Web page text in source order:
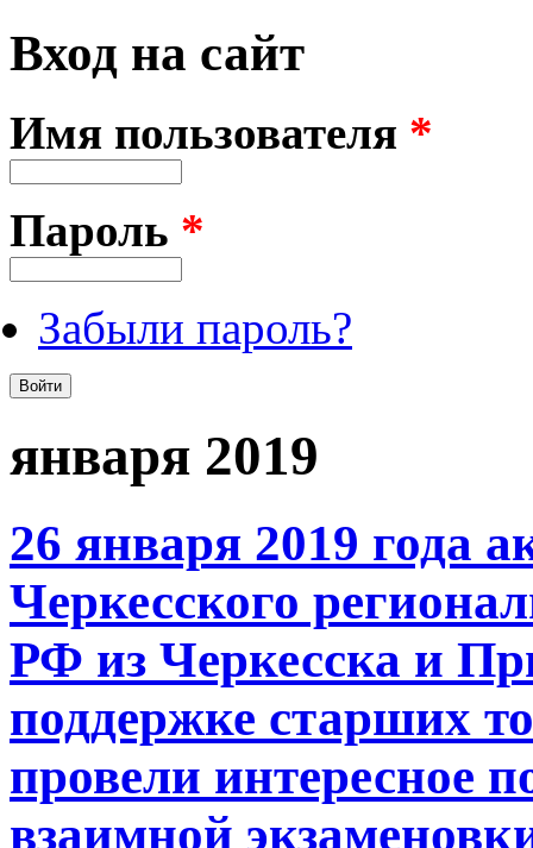
Вход на сайт
Имя пользователя *
Пароль *
Забыли пароль?
января 2019
26 января 2019 года
Черкесского
РФ из Черкесска и
поддержке старших
провели интересное
взаимной